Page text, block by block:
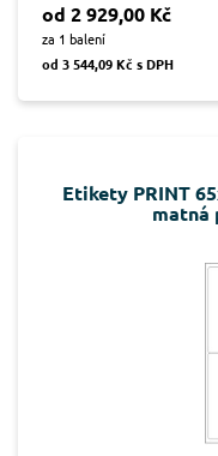
od 2 929,00 Kč
za 1 balení
od 3 544,09 Kč s DPH
Etikety PRINT
matná